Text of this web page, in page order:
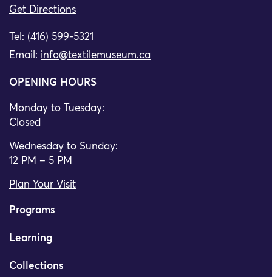
Get Directions
Tel: (416) 599-5321
Email: info@textilemuseum.ca
OPENING HOURS
Monday to Tuesday:
Closed
Wednesday to Sunday:
12 PM – 5 PM
Plan Your Visit
Programs
Learning
Collections